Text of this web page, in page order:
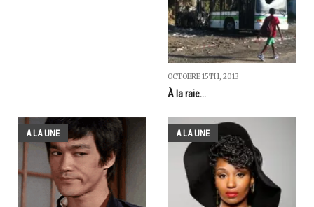
OCTOBRE 15TH, 2013
À la raie...
A LA UNE A LA UNE